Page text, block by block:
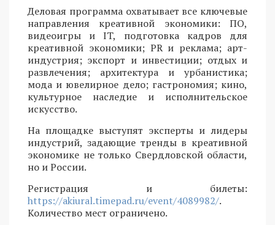
Деловая программа охватывает все ключевые
направления креативной экономики: ПО,
видеоигры и IT, подготовка кадров для
креативной экономики; PR и реклама; арт-
индустрия; экспорт и инвестиции; отдых и
развлечения; архитектура и урбанистика;
мода и ювелирное дело; гастрономия; кино,
культурное наследие и исполнительское
искусство.
На площадке выступят эксперты и лидеры
индустрий, задающие тренды в креативной
экономике не только Свердловской области,
но и России.
Регистрация и билеты:
https://akiural.timepad.ru/event/4089982/.
Количество мест ограничено.